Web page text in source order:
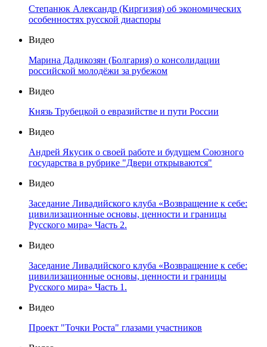
Степанюк Александр (Киргизия) об экономических
особенностях русской диаспоры
Видео
Марина Дадикозян (Болгария) о консолидации
российской молодёжи за рубежом
Видео
Князь Трубецкой о евразийстве и пути России
Видео
Андрей Якусик о своей работе и будущем Союзного
государства в рубрике "Двери открываются"
Видео
Заседание Ливадийского клуба «Возвращение к себе:
цивилизационные основы, ценности и границы
Русского мира» Часть 2.
Видео
Заседание Ливадийского клуба «Возвращение к себе:
цивилизационные основы, ценности и границы
Русского мира» Часть 1.
Видео
Проект "Точки Роста" глазами участников